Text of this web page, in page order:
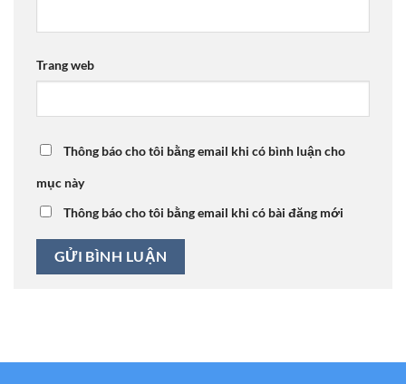
Trang web
Thông báo cho tôi bằng email khi có bình luận cho
mục này
Thông báo cho tôi bằng email khi có bài đăng mới